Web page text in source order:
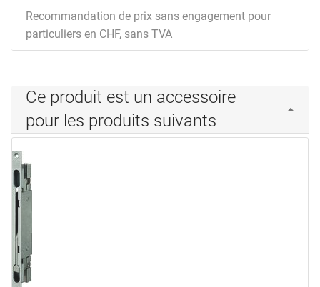
Recommandation de prix sans engagement pour
particuliers en CHF, sans TVA
Ce produit est un accessoire
pour les produits suivants